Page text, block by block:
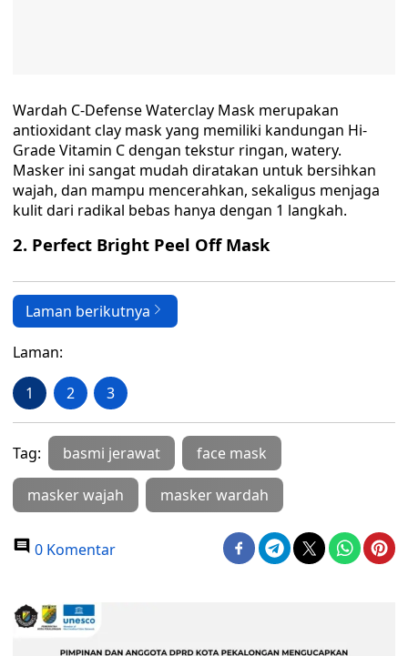
Wardah C-Defense Waterclay Mask merupakan
antioxidant clay mask yang memiliki kandungan Hi-
Grade Vitamin C dengan tekstur ringan, watery.
Masker ini sangat mudah diratakan untuk bersihkan
wajah, dan mampu mencerahkan, sekaligus menjaga
kulit dari radikal bebas hanya dengan 1 langkah.
2. Perfect Bright Peel Off Mask
Laman berikutnya
Laman:
1 2 3
Tag: basmi jerawat face mask
masker wajah masker wardah
0 Komentar